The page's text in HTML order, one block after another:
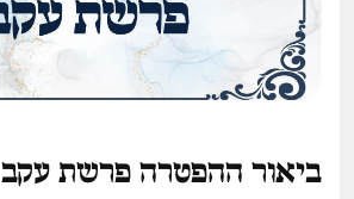
ביאור ההפטרה פרשת עקב